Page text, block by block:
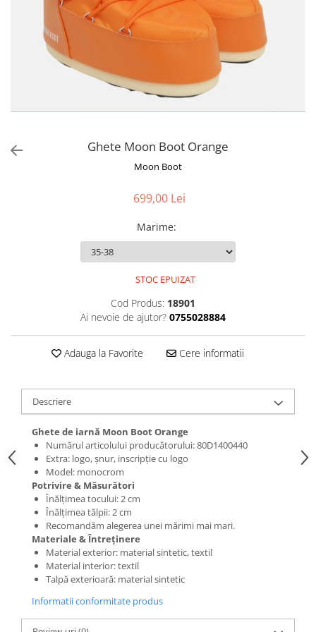
Ghete Moon Boot Orange
Moon Boot
699,00 Lei
Marime:
STOC EPUIZAT
Cod Produs: 18901
Ai nevoie de ajutor? 0755028884
Adauga la Favorite Cere informatii
Descriere
Ghete de iarnă Moon Boot Orange
Numărul articolului producătorului: 80D1400440
Extra: logo, șnur, inscripție cu logo
Model: monocrom
Potrivire & Măsurători
Înălțimea tocului: 2 cm
Înălțimea tălpii: 2 cm
Recomandăm alegerea unei mărimi mai mari.
Materiale & Întreținere
Material exterior: material sintetic, textil
Material interior: textil
Talpă exterioară: material sintetic
Informatii conformitate produs